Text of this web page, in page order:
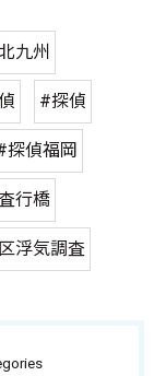
九州
#探偵
探偵福岡
行橋
浮気調査